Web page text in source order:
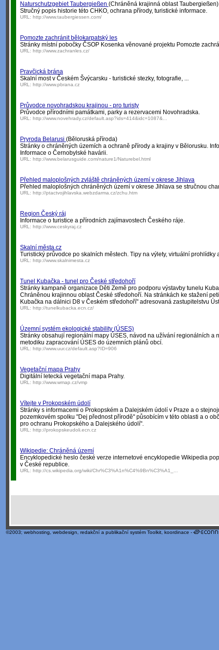
Naturschutzgebiet Taubergießen (Chráněná krajinná oblast Taubergießen)
Stručný popis historie této CHKO, ochrana přírody, turistické informace.
URL: http://www.taubergiessen.com/
Pomozte zachránit bělokarpatský les
Stránky místní pobočky ČSOP Kosenka věnované projektu Pomozte
URL: http://www.zachranles.cz/
Pravčická brána
Skalní most v Českém Švýcarsku - turistické stezky, fotografie, ...
URL: http://www.pbrana.cz
Průvodce novohradskou krajinou - pro turisty
Průvodce přírodními památkami, parky a rezervacemi Novohradska.
URL: http://www.novehrady.cz/default.asp?ids=414&idc=1087&...
Pryroda Belarusi (Běloruská příroda)
Stránky o chráněných územích a ochraně přírody a krajiny v Bělorusku.
Informace o Černobylské havárii.
URL: http://www.belarusguide.com/nature1/Naturebel.html
Přehled maloplošných zvláště chráněných území v okrese Jihlava
Přehled maloplošných chráněných území v okrese Jihlava se stručnou
URL: http://ptactvojihlavska.webzdarma.cz/zchu.htm
Region Český ráj
Informace o turistice a přírodních zajímavostech Českého ráje.
URL: http://www.ceskyraj.cz
Skalní města.cz
Turistický průvodce po skalních městech. Tipy na výlety, virtuální prohlídky
URL: http://www.skalnimesta.cz
Tunel Kubačka - tunel pro České středohoří
Stránky kampaně organizace Děti Země pro podporu výstavby tunelu
Chráněnou krajinnou oblast České středohoří. Na stránkách ke stažení
Kubačka na dálnici D8 v Českém středohoří" adresovaná zastupitelstvu
URL: http://tunelkubacka.ecn.cz/
Územní systém ekologické stability (ÚSES)
Stránky obsahují regionální mapy ÚSES, návod na užívání regionálních a
metodiku zapracování ÚSES do územních plánů obcí.
URL: http://www.uur.cz/default.asp?ID=906
Vegetační mapa Prahy
Digitální letecká vegetační mapa Prahy.
URL: http://www.wmap.cz/vmp
Vítejte v Prokopském údolí
Stránky s informacemi o Prokopském a Dalejském údolí v Praze a o
pozemkovém spolku "Dej přednost přírodě" působícím v této oblasti a o
pro ochranu Prokopského a Dalejského údolí".
URL: http://prokopskeudoli.ecn.cz
Wikipedie: Chráněná území
Encyklopedické heslo české verze internetové encyklopedie Wikipedia
v České republice.
URL: http://cs.wikipedia.org/wiki/Chr%C3%A1n%C4%9Bn%C3%A1_...
©2003; webhosting webdesign redakční a publikační systém Toolkit , koordinace -